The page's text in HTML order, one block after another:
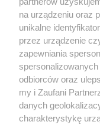
O FIRMIE
REKLAMA
na urządzeniu oraz
unikalne
przez urządzenie
zapewniania
odbiorców oraz
my i Zaufani
danych
charakterystykę